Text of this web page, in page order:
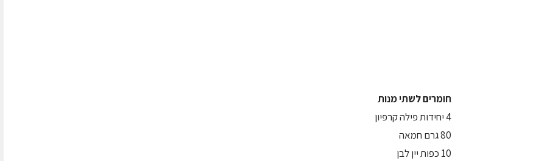
חומרים לשתי מנות
4 יחידות פילה קרפיון
80 גרם חמאה
10 כפות יין לבן